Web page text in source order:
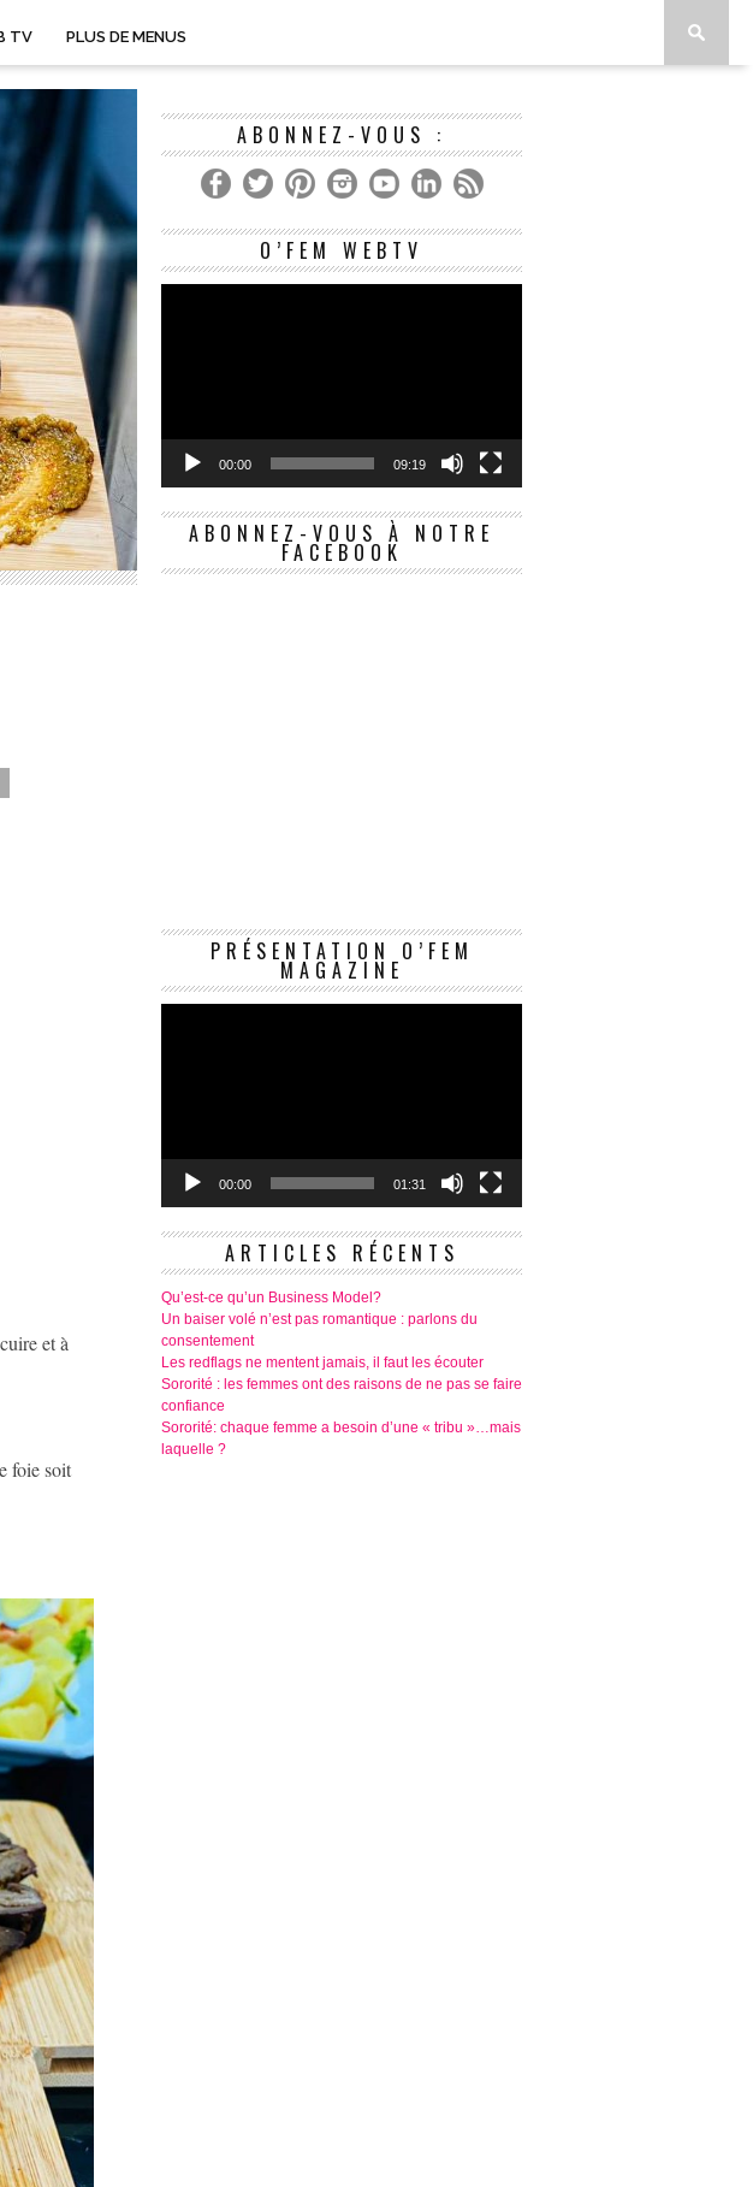
TV PLUS DE MENUS
et à
foie soit
ABONNEZ-VOUS :
O’FEM WEBTV
Lecteur
00:00 09:19
ABONNEZ-VOUS À NOTRE
FACEBOOK
PRÉSENTATION O’FEM
MAGAZINE
Lecteur
00:00 01:31
ARTICLES RÉCENTS
Qu’est-ce qu’un Business Model?
Un baiser volé n’est pas romantique : parlons du
consentement
Les redflags ne mentent jamais, il faut les écouter
Sororité : les femmes ont des raisons de ne pas se faire
confiance
Sororité: chaque femme a besoin d’une « tribu »…mais
laquelle ?